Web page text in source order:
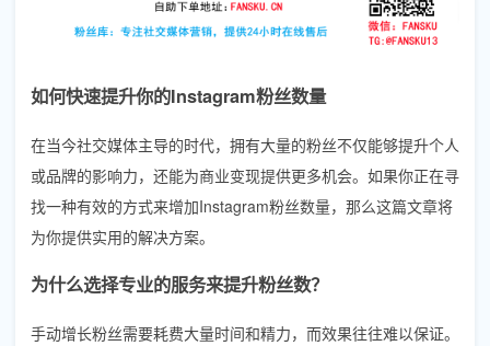
如何快速提升你的Instagram粉丝数量
在当今社交媒体主导的时代，拥有大量的粉丝不仅能够提升个人
或品牌的影响力，还能为商业变现提供更多机会。如果你正在寻
找一种有效的方式来增加Instagram粉丝数量，那么这篇文章将
为你提供实用的解决方案。
为什么选择专业的服务来提升粉丝数？
手动增长粉丝需要耗费大量时间和精力，而效果往往难以保证。